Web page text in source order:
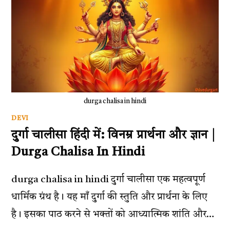
durga chalisa in hindi
DEVI
दुर्गा चालीसा हिंदी में: विनम्र प्रार्थना और ज्ञान |
Durga Chalisa In Hindi
durga chalisa in hindi दुर्गा चालीसा एक महत्वपूर्ण
धार्मिक ग्रंथ है। यह माँ दुर्गा की स्तुति और प्रार्थना के लिए
है। इसका पाठ करने से भक्तों को आध्यात्मिक शांति और…